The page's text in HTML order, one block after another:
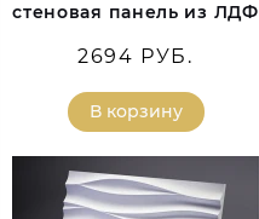
стеновая панель из ЛДФ
2694 РУБ.
В корзину